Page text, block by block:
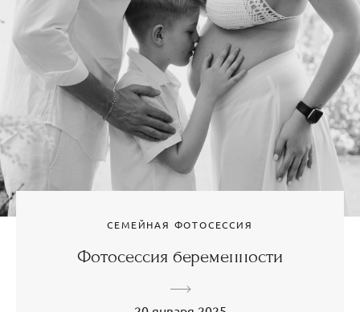
СЕМЕЙНАЯ ФОТОСЕССИЯ
Фотосессия беременности